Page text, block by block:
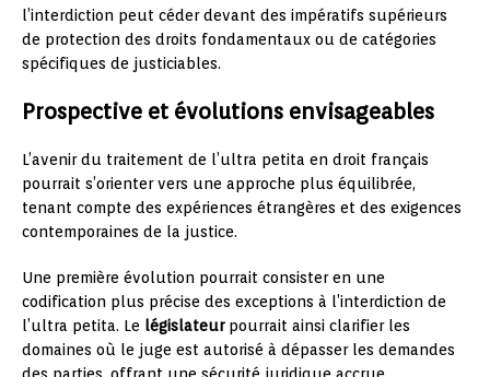
l’interdiction peut céder devant des impératifs supérieurs
de protection des droits fondamentaux ou de catégories
spécifiques de justiciables.
Prospective et évolutions envisageables
L’avenir du traitement de l’ultra petita en droit français
pourrait s’orienter vers une approche plus équilibrée,
tenant compte des expériences étrangères et des exigences
contemporaines de la justice.
Une première évolution pourrait consister en une
codification plus précise des exceptions à l’interdiction de
l’ultra petita. Le législateurpourrait ainsi clarifier les
domaines où le juge est autorisé à dépasser les demandes
des parties, offrant une sécurité juridique accrue.